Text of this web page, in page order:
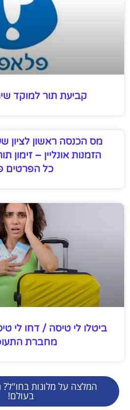
קביעת תור למוקד
מס הכנסה ראשון לציון
הזמנות אונליין – זימון
כל הפרטים
ביטלו לי טיסה / דחו לי
מחברת
המלצה על מלונות בחו"ל?
בעולם!